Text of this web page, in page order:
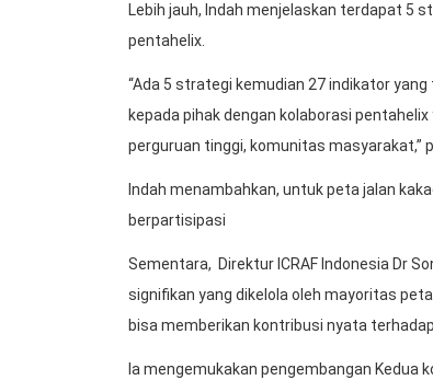
Lebih jauh, Indah menjelaskan terdapat 5
pentahelix.
“Ada 5 strategi kemudian 27 indikator
kepada pihak dengan kolaborasi
perguruan tinggi, komunitas masyarakat,”
Indah menambahkan, untuk peta jalan
berpartisipasi
Sementara, Direktur ICRAF Indonesia Dr
signifikan yang dikelola oleh mayoritas
bisa memberikan kontribusi nyata
Ia mengemukakan pengembangan